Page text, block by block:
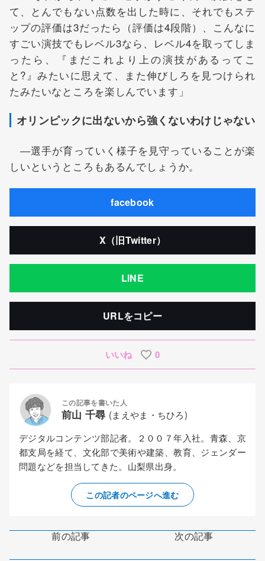
て、とんでもない点数を出した時に、それでもステ
ップの評価は3だったら（評価は4段階）、こんなに
すごい演技でもレベル3なら、レベル4を取ってしま
ったら、『まだこれより上の演技があるってこ
と?』みたいに思えて、また伸びしろを見つけられ
たみたいなところを楽しんでいます」
オリンピックに出ないから強くないわけじゃない
―選手が育っていく様子を見守っていることが楽
しいというところもあるんでしょうか。
facebook
X（旧Twitter）
LINE
URLをコピー
いいね 0
この記事を書いた人
前山 千尋 (まえやま・ちひろ)
デジタルコンテンツ部記者。２００７年入社。青森、京
都支局を経て、文化部で美術や建築、教育、ジェンダー
問題などを担当してきた。山梨県出身。
この記者のページへ進む
前の記事 次の記事